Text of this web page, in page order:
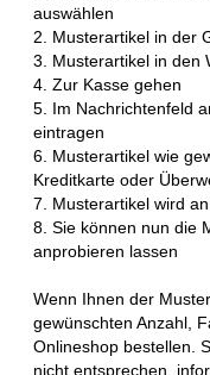
auswählen
2. Musterartikel in der
3. Musterartikel in den
4. Zur Kasse gehen
5. Im Nachrichtenfeld
eintragen
6. Musterartikel wie
Kreditkarte oder
7. Musterartikel wird
8. Sie können nun die
anprobieren lassen
Wenn Ihnen der
gewünschten Anzahl,
Onlineshop bestellen.
nicht entsprechen,